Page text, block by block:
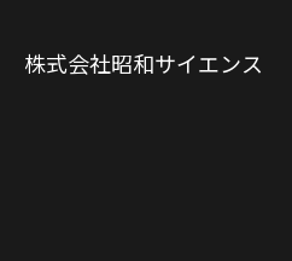
株式会社昭和サイエンス